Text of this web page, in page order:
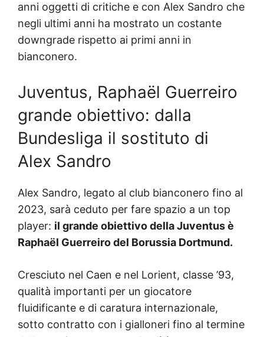
anni oggetti di critiche e con Alex Sandro che
negli ultimi anni ha mostrato un costante
downgrade rispetto ai primi anni in
bianconero.
Juventus, Raphaël Guerreiro
grande obiettivo: dalla
Bundesliga il sostituto di
Alex Sandro
Alex Sandro, legato al club bianconero fino al
2023, sarà ceduto per fare spazio a un top
player: il grande obiettivo della Juventus è
Raphaël Guerreiro del Borussia Dortmund.
Cresciuto nel Caen e nel Lorient, classe ’93,
qualità importanti per un giocatore
fluidificante e di caratura internazionale,
sotto contratto con i gialloneri fino al termine